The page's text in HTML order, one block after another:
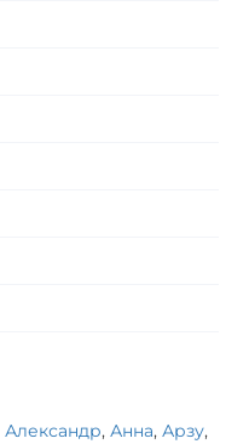
Александр, Анна, Арзу,